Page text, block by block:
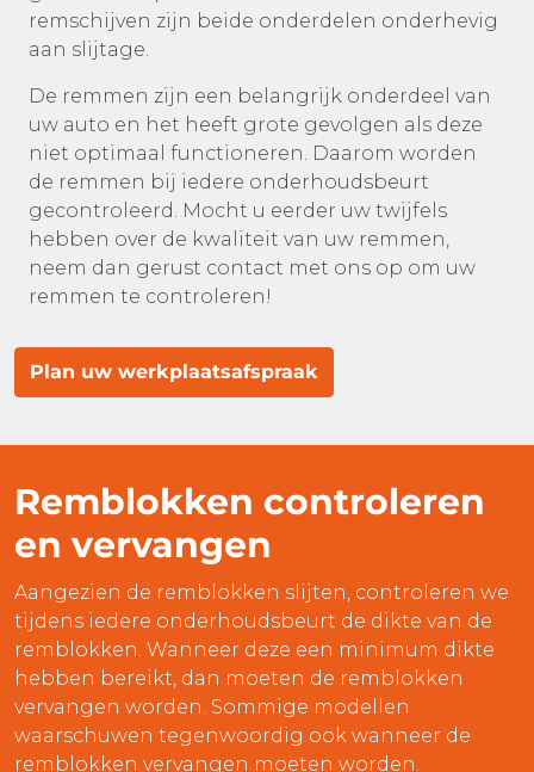
remschijven zijn beide onderdelen onderhevig
aan slijtage.
De remmen zijn een belangrijk onderdeel van
uw auto en het heeft grote gevolgen als deze
niet optimaal functioneren. Daarom worden
de remmen bij iedere onderhoudsbeurt
gecontroleerd. Mocht u eerder uw twijfels
hebben over de kwaliteit van uw remmen,
neem dan gerust contact met ons op om uw
remmen te controleren!
Plan uw werkplaatsafspraak
Remblokken controleren
en vervangen
Aangezien de remblokken slijten, controleren we
tijdens iedere onderhoudsbeurt de dikte van de
remblokken. Wanneer deze een minimum dikte
hebben bereikt, dan moeten de remblokken
vervangen worden. Sommige modellen
waarschuwen tegenwoordig ook wanneer de
remblokken vervangen moeten worden.